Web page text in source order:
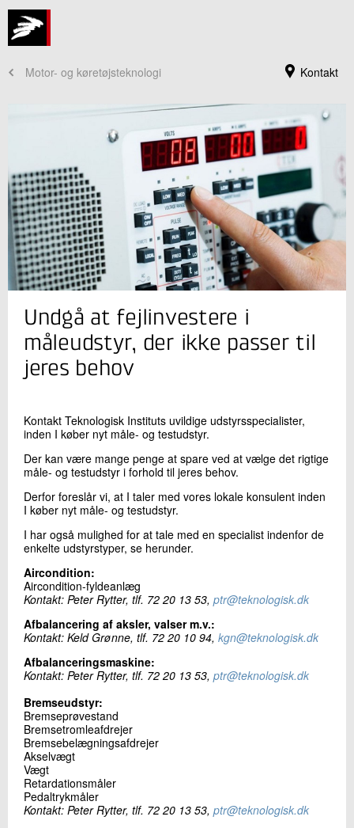
Kontakt
Motor- og køretøjsteknologi
Jeg er din kontaktperson
Kenneth Øster Nielsen
Koordinator
Automobilteknik
+45 72 20 25 72
Skriv til mig
Undgå at fejlinvestere i
måleudstyr, der ikke passer til
jeres behov
Kontakt Teknologisk Instituts uvildige udstyrsspecialister,
inden I køber nyt måle- og testudstyr.
Der kan være mange penge at spare ved at vælge det rigtige
måle- og testudstyr i forhold til jeres behov.
Derfor foreslår vi, at I taler med vores lokale konsulent inden
I køber nyt måle- og testudstyr.
I har også mulighed for at tale med en specialist indenfor de
enkelte udstyrstyper, se herunder.
Aircondition:
Aircondition-fyldeanlæg
Kontakt: Peter Rytter, tlf. 72 20 13 53, ptr@teknologisk.dk
Afbalancering af aksler, valser m.v.:
Kontakt: Keld Grønne, tlf. 72 20 10 94, kgn@teknologisk.dk
Afbalanceringsmaskine:
Kontakt: Peter Rytter, tlf. 72 20 13 53, ptr@teknologisk.dk
Bremseudstyr:
Bremseprøvestand
Bremsetromleafdrejer
Bremsebelægningsafdrejer
Akselvægt
Vægt
Retardationsmåler
Pedaltrykmåler
Kontakt: Peter Rytter, tlf. 72 20 13 53, ptr@teknologisk.dk